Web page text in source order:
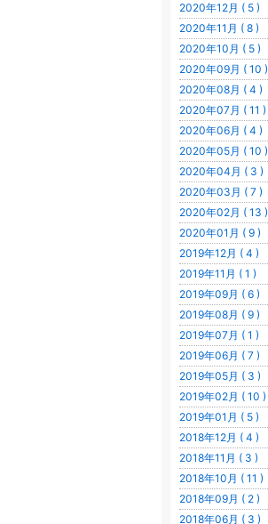
2020年12月 ( 5 )
2020年11月 ( 8 )
2020年10月 ( 5 )
2020年09月 ( 10 )
2020年08月 ( 4 )
2020年07月 ( 11 )
2020年06月 ( 4 )
2020年05月 ( 10 )
2020年04月 ( 3 )
2020年03月 ( 7 )
2020年02月 ( 13 )
2020年01月 ( 9 )
2019年12月 ( 4 )
2019年11月 ( 1 )
2019年09月 ( 6 )
2019年08月 ( 9 )
2019年07月 ( 1 )
2019年06月 ( 7 )
2019年05月 ( 3 )
2019年02月 ( 10 )
2019年01月 ( 5 )
2018年12月 ( 4 )
2018年11月 ( 3 )
2018年10月 ( 11 )
2018年09月 ( 2 )
2018年06月 ( 3 )